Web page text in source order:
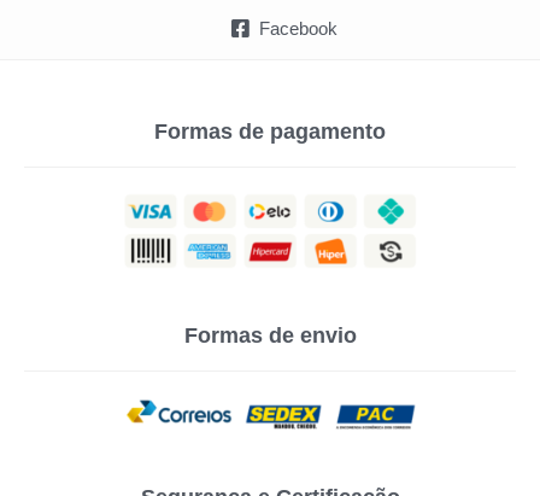
Facebook
Formas de pagamento
Formas de envio